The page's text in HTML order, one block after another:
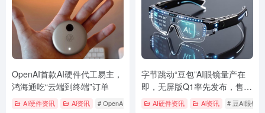
OpenAI首款AI硬件代工易主，
鸿海通吃“云端到终端”订单
AI硬件资讯 Ai资讯 # OpenAIAI硬件 # OpenAI首款AI硬件
字节跳动“豆包”AI眼镜量产在
即，无屏版Q1率先发布，售价
2000元以内
AI硬件资讯 Ai资讯 # 豆AI眼镜